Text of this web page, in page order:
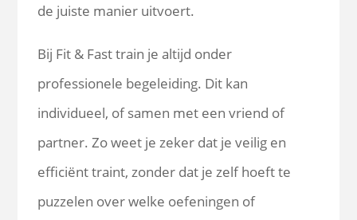
de juiste manier uitvoert.
Bij Fit & Fast train je altijd onder
professionele begeleiding. Dit kan
individueel, of samen met een vriend of
partner. Zo weet je zeker dat je veilig en
efficiënt traint, zonder dat je zelf hoeft te
puzzelen over welke oefeningen of